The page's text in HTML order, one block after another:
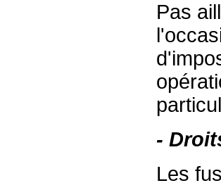
Pas
-
Les